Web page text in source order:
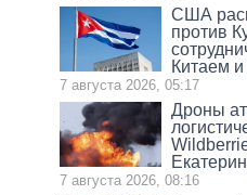
США
против
Китаем
7 августа 2026, 05:17
Дроны
7 августа 2026, 08:16